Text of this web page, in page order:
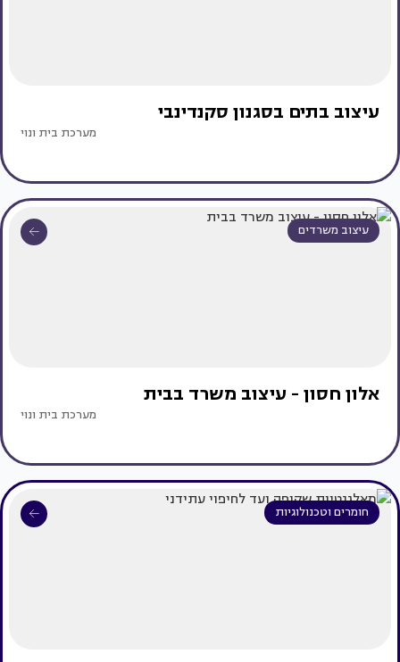
עיצוב בתים בסגנון סקנדינבי
מערכת בית ונוי
עיצוב משרדים
אלון חסון - עיצוב משרד בבית
מערכת בית ונוי
חומרים וטכנולוגיות